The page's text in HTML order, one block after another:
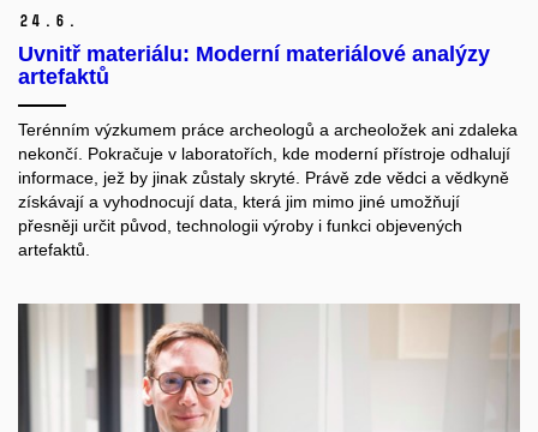
24. 6.
Uvnitř materiálu: Moderní materiálové analýzy
artefaktů
Terénním výzkumem práce archeologů a archeoložek ani zdaleka
nekončí. Pokračuje v laboratořích, kde moderní přístroje odhalují
informace, jež by jinak zůstaly skryté. Právě zde vědci a vědkyně
získávají a vyhodnocují data, která jim mimo jiné umožňují
přesněji určit původ, technologii výroby i funkci objevených
artefaktů.